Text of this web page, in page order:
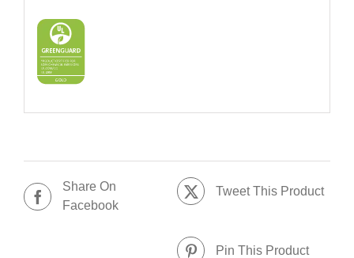
Share On
Facebook
Tweet This Product
Pin This Product